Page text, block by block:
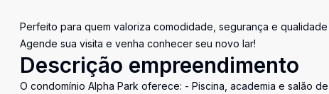
Perfeito para quem valoriza comodidade, segurança e
Agende sua visita e venha conhecer seu novo lar!
Descrição empreendimento
O condomínio Alpha Park oferece: - Piscina, academia e salão